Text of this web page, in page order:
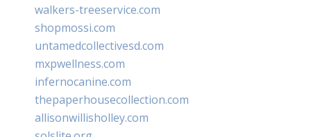
walkers-treeservice.com
shopmossi.com
untamedcollectivesd.com
mxpwellness.com
infernocanine.com
thepaperhousecollection.com
allisonwillisholley.com